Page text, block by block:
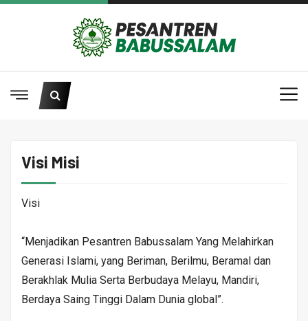
Visi Misi
Visi
“Menjadikan Pesantren Babussalam Yang Melahirkan
Generasi Islami, yang Beriman, Berilmu, Beramal dan
Berakhlak Mulia Serta Berbudaya Melayu, Mandiri,
Berdaya Saing Tinggi Dalam Dunia global”.